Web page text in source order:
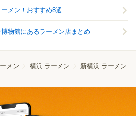
メン！おすすめ8選
博物館にあるラーメン店まとめ
メン 横浜 ラーメン 新横浜 ラーメン